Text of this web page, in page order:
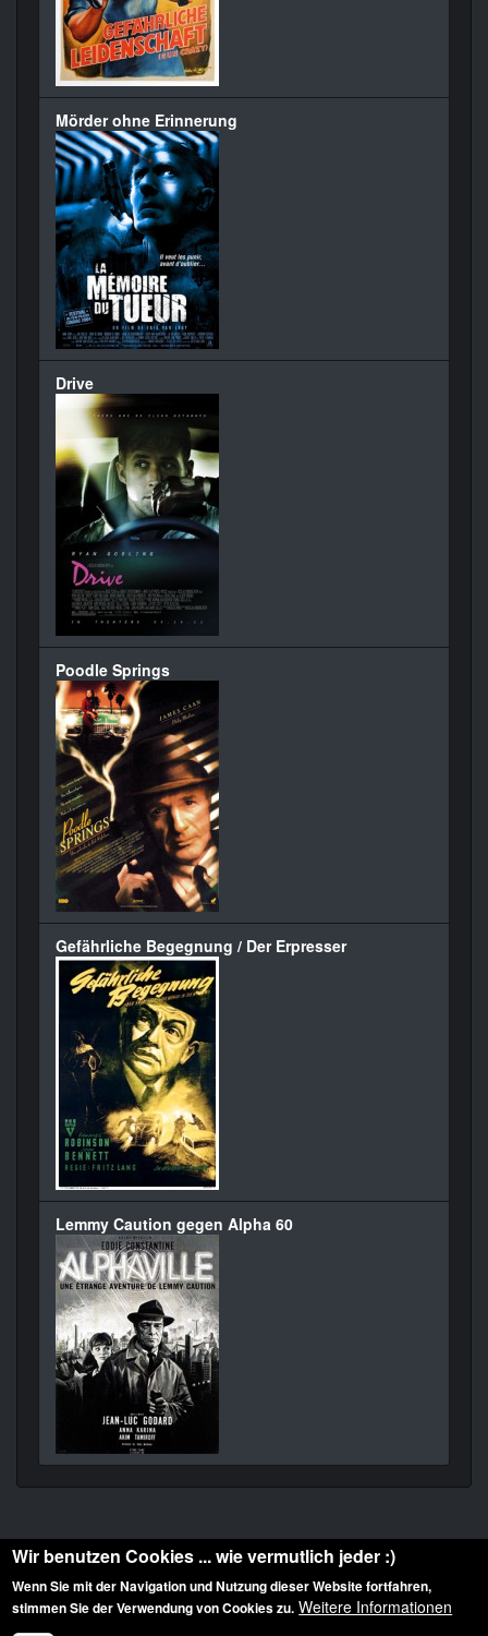
Mörder ohne Erinnerung
Drive
Poodle Springs
Gefährliche Begegnung / Der Erpresser
Lemmy Caution gegen Alpha 60
Diese Website ist urheberrechtlich geschützt: © 2010-2026 der Film Noir de. Alle
Rechte vorbehalten.
Wir benutzen Cookies ... wie vermutlich jeder :)
Wenn Sie mit der Navigation und Nutzung dieser Website fortfahren,
stimmen Sie der Verwendung von Cookies zu. Weitere Informationen